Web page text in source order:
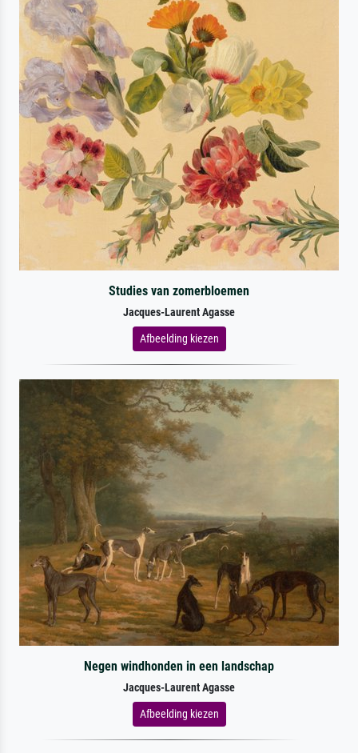
Studies van zomerbloemen
Jacques-Laurent Agasse
Afbeelding kiezen
Negen windhonden in een landschap
Jacques-Laurent Agasse
Afbeelding kiezen